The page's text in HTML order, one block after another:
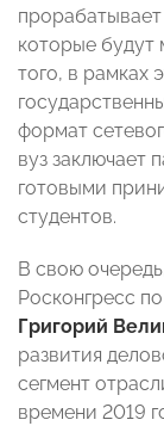
которые будут
того, в рамках
формат
вуз заключает
готовыми
студентов.
В свою
Росконгресс
Григорий
развития
сегмент
времени 2019